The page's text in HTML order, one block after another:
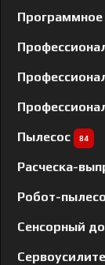
Пылесос 84
Расческа-
Робот-
Сенсорный